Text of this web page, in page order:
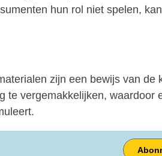
hun rol niet spelen,
zijn een bewijs van
vergemakkelijken, waardoor